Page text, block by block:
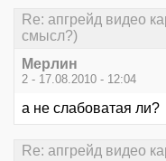
Re: апгрейд видео
смысл?)
Мерлин
2 - 17.08.2010 - 12:04
а не слабоватая ли?
Re: апгрейд видео